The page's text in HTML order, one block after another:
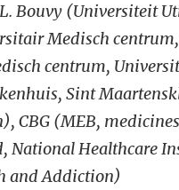
Bouvy (Universiteit
Medisch centrum
centrum,
Sint
CBG (MEB,
National Healthcare
and Addiction)